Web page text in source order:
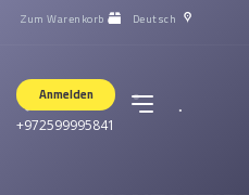
Deutsch
Zum Warenkorb
Anmelden
+972599995841